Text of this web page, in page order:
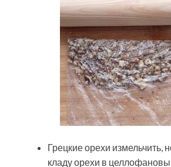
Грецкие орехи измельчить,
кладу орехи в